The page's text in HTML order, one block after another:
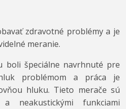
zdravotné problémy a je
meranie.
boli špeciálne navrhnuté pre
problémom a práca je
hluku. Tieto merače sú
a neakustickými funkciami